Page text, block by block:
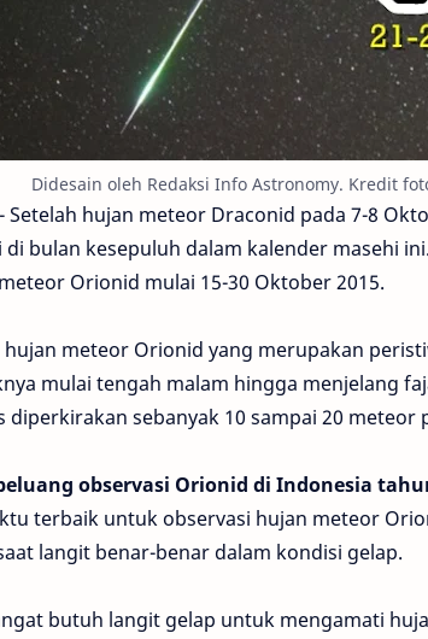
Didesain oleh Redaksi Info Astronomy. Kredit
- Setelah hujan meteor Draconid pada 7-8
di bulan kesepuluh dalam kalender masehi
Orionid mulai 15-30 Oktober 2015.
hujan meteor Orionid yang merupakan
mulai tengah malam hingga menjelang
diperkirakan sebanyak 10 sampai 20 meteor
observasi Orionid di Indonesia
terbaik untuk observasi hujan meteor
langit benar-benar dalam kondisi gelap.
butuh langit gelap untuk mengamati